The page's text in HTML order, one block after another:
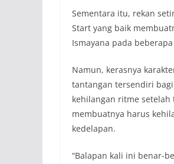
Sementara itu, rekan
Start yang baik
Ismayana pada
Namun, kerasnya
tantangan tersendiri
kehilangan ritme setelah
membuatnya harus
kedelapan.
“Balapan kali ini benar-